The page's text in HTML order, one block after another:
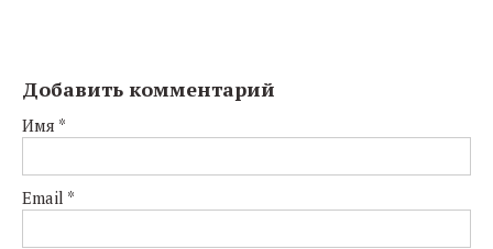
Добавить комментарий
Имя *
Email *